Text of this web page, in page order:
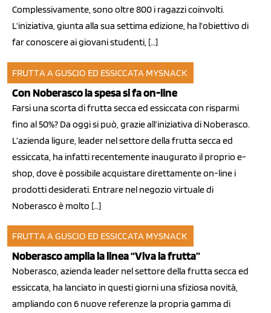
Complessivamente, sono oltre 800 i ragazzi coinvolti.
L’iniziativa, giunta alla sua settima edizione, ha l’obiettivo di
far conoscere ai giovani studenti, […]
FRUTTA A GUSCIO ED ESSICCATA MYSNACK
06 feb 2014
Con Noberasco la spesa si fa on-line
Farsi una scorta di frutta secca ed essiccata con risparmi
fino al 50%? Da oggi si può, grazie all’iniziativa di Noberasco.
L’azienda ligure, leader nel settore della frutta secca ed
essiccata, ha infatti recentemente inaugurato il proprio e-
shop, dove è possibile acquistare direttamente on-line i
prodotti desiderati. Entrare nel negozio virtuale di
Noberasco è molto […]
FRUTTA A GUSCIO ED ESSICCATA MYSNACK
04 nov 2013
Noberasco amplia la linea “Viva la frutta”
Noberasco, azienda leader nel settore della frutta secca ed
essiccata, ha lanciato in questi giorni una sfiziosa novità,
ampliando con 6 nuove referenze la propria gamma di